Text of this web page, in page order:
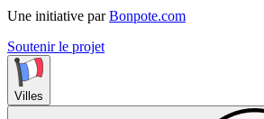
Une initiative par Bonpote.com
Soutenir le projet
Villes